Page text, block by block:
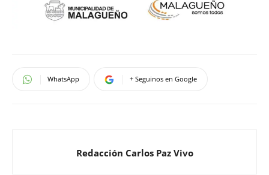
WhatsApp + Seguinos en Google
Redacción Carlos Paz Vivo